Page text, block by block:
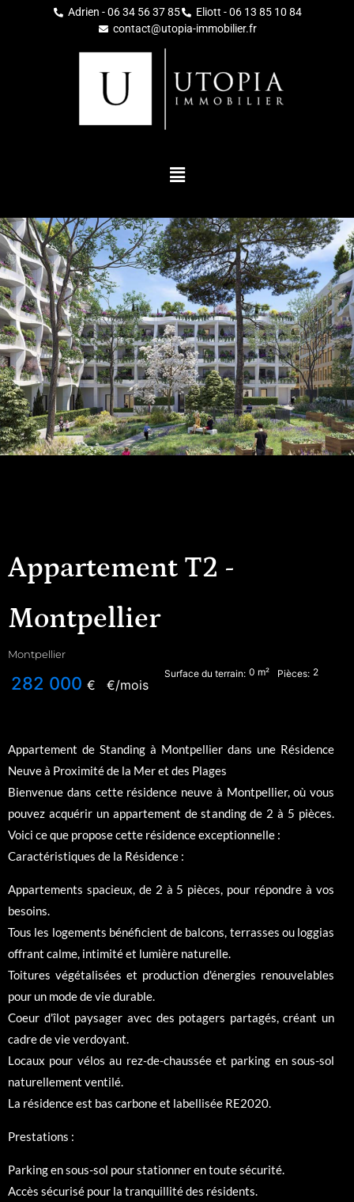
Adrien - 06 34 56 37 85
Eliott - 06 13 85 10 84
contact@utopia-immobilier.fr
Appartement T2 -
Montpellier
Montpellier
282 000 € €/mois
Surface du terrain: 0 m² Pièces: 2
Appartement de Standing à Montpellier dans une Résidence
Neuve à Proximité de la Mer et des Plages
Bienvenue dans cette résidence neuve à Montpellier, où vous
pouvez acquérir un appartement de standing de 2 à 5 pièces.
Voici ce que propose cette résidence exceptionnelle :
Caractéristiques de la Résidence :
Appartements spacieux, de 2 à 5 pièces, pour répondre à vos
besoins.
Tous les logements bénéficient de balcons, terrasses ou loggias
offrant calme, intimité et lumière naturelle.
Toitures végétalisées et production d'énergies renouvelables
pour un mode de vie durable.
Coeur d'îlot paysager avec des potagers partagés, créant un
cadre de vie verdoyant.
Locaux pour vélos au rez-de-chaussée et parking en sous-sol
naturellement ventilé.
La résidence est bas carbone et labellisée RE2020.
Prestations :
Parking en sous-sol pour stationner en toute sécurité.
Accès sécurisé pour la tranquillité des résidents.